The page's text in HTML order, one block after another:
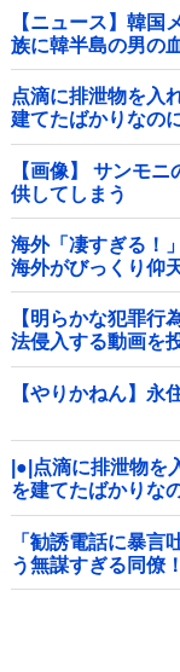
【ニュース】韓国
族に韓半島の男の
点滴に排泄物を入
建てたばかりなの
果……他
【画像】 サンモ
供してしまう
海外「凄すぎる！
海外がびっくり仰
【明らかな犯罪
法侵入する動画を
【やりかねん】
|●|点滴に排泄物を
を建てたばかりな
果……
「勧誘電話に暴言
う無謀すぎる同僚
理解できない頭の